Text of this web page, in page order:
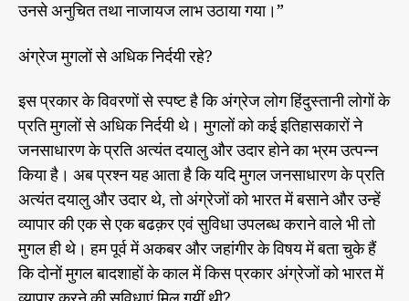
उनसे अनुचित तथा नाजायज लाभ उठाया गया।”
अंग्रेज मुगलों से अधिक निर्दयी रहे?
इस प्रकार के विवरणों से स्पष्ट है कि अंग्रेज लोग हिंदुस्तानी लोगों के
प्रति मुगलों से अधिक निर्दयी थे। मुगलों को कई इतिहासकारों ने
जनसाधारण के प्रति अत्यंत दयालु और उदार होने का भ्रम उत्पन्न
किया है। अब प्रश्न यह आता है कि यदि मुगल जनसाधारण के प्रति
अत्यंत दयालु और उदार थे, तो अंग्रेजों को भारत में बसाने और उन्हें
व्यापार की एक से एक बढक़र एवं सुविधा उपलब्ध कराने वाले भी तो
मुगल ही थे। हम पूर्व में अकबर और जहांगीर के विषय में बता चुके हैं
कि दोनों मुगल बादशाहों के काल में किस प्रकार अंग्रेजों को भारत में